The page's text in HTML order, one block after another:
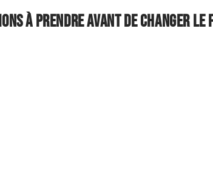
à prendre avant de changer le